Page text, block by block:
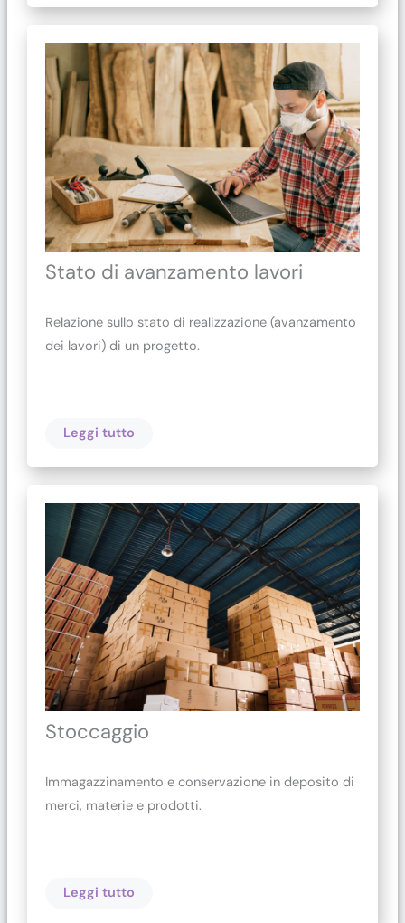
Stato di avanzamento lavori
Relazione sullo stato di realizzazione (avanzamento
dei lavori) di un progetto.
Leggi tutto
Stoccaggio
Immagazzinamento e conservazione in deposito di
merci, materie e prodotti.
Leggi tutto